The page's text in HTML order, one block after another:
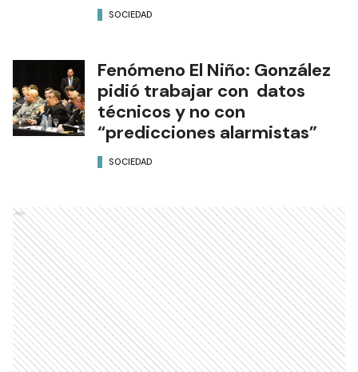
SOCIEDAD
Fenómeno El Niño: González
pidió trabajar con datos
técnicos y no con
“predicciones alarmistas”
SOCIEDAD
Ads